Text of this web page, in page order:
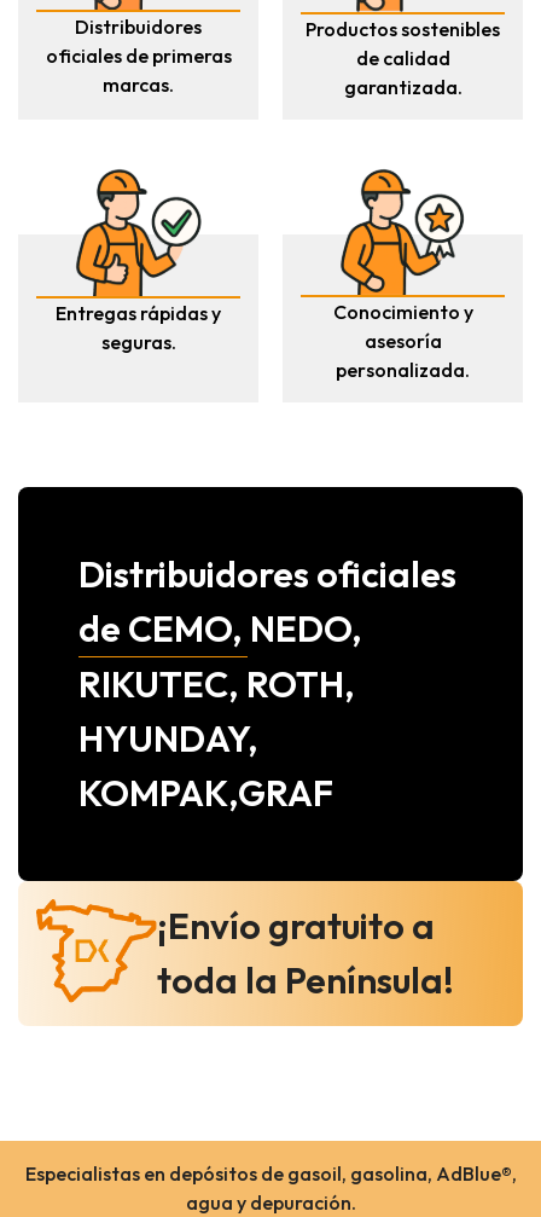
Distribuidores
oficiales de primeras
marcas.
Productos sostenibles
de calidad
garantizada.
Entregas rápidas y
seguras.
Conocimiento y
asesoría
personalizada.
Distribuidores oficiales
de CEMO, NEDO,
RIKUTEC, ROTH,
HYUNDAY,
KOMPAK,GRAF
¡Envío gratuito a
toda la Península!
Especialistas en depósitos de gasoil, gasolina, AdBlue®,
agua y depuración.